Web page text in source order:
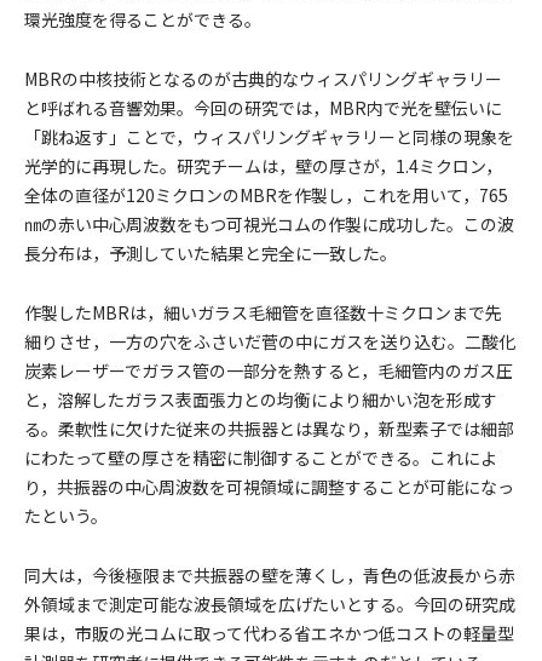
環光強度を得ることができる。
MBRの中核技術となるのが古典的なウィスパリングギャラリー
と呼ばれる音響効果。今回の研究では，MBR内で光を壁伝いに
「跳ね返す」ことで，ウィスパリングギャラリーと同様の現象を
光学的に再現した。研究チームは，壁の厚さが，1.4ミクロン，
全体の直径が120ミクロンのMBRを作製し，これを用いて，765
㎚の赤い中心周波数をもつ可視光コムの作製に成功した。この波
長分布は，予測していた結果と完全に一致した。
作製したMBRは，細いガラス毛細管を直径数十ミクロンまで先
細りさせ，一方の穴をふさいだ菅の中にガスを送り込む。二酸化
炭素レーザーでガラス管の一部分を熱すると，毛細管内のガス圧
と，溶解したガラス表面張力との均衡により細かい泡を形成す
る。柔軟性に欠けた従来の共振器とは異なり，新型素子では細部
にわたって壁の厚さを精密に制御することができる。これによ
り，共振器の中心周波数を可視領域に調整することが可能になっ
たという。
同大は，今後極限まで共振器の壁を薄くし，青色の低波長から赤
外領域まで測定可能な波長領域を広げたいとする。今回の研究成
果は，市販の光コムに取って代わる省エネかつ低コストの軽量型